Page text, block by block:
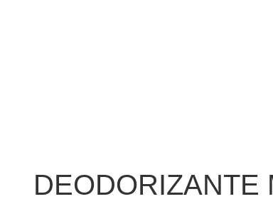
DEODORIZANTE